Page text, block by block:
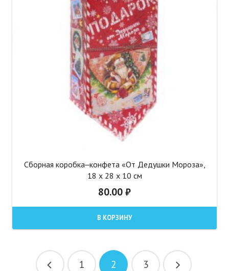
Сборная коробка‒конфета «От Дедушки Мороза»,
18 х 28 х 10 см
80.00 ₽
В КОРЗИНУ
1 2 3